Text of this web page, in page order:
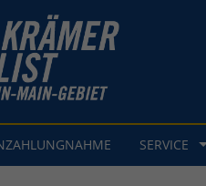
SERVICE